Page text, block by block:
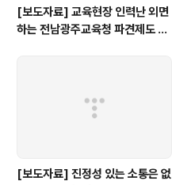
[보도자료] 교육현장 인력난 외면
하는 전남광주교육청 파견제도 재
[보도자료] 진정성 있는 소통은 없